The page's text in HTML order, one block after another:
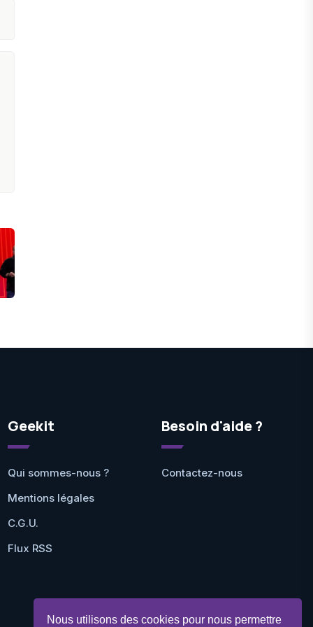
Nous utilisons des cookies pour nous permettre
Geekit
Qui sommes-nous ?
Mentions légales
C.G.U.
Flux RSS
Besoin d'aide ?
Contactez-nous